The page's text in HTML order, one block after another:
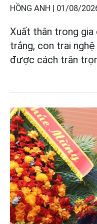
HỒNG ANH | 01/08/
Xuất thân trong
trắng, con trai
được cách trân